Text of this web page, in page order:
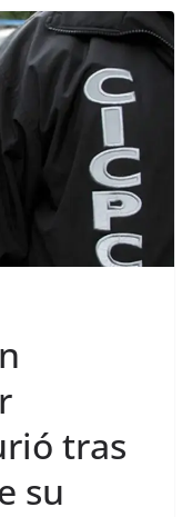
tras
su